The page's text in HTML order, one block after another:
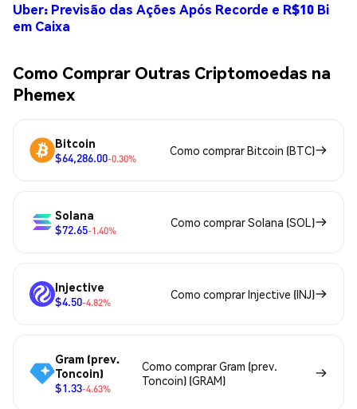
Uber: Previsão das Ações Após Recorde e R$10 Bi
em Caixa
Como Comprar Outras Criptomoedas na
Phemex
Bitcoin
$64,286.00-0.30%
Como comprar Bitcoin (BTC)
Solana
$72.65-1.40%
Como comprar Solana (SOL)
Injective
$4.50-4.82%
Como comprar Injective (INJ)
Gram (prev.
Toncoin)
$1.33-4.63%
Como comprar Gram (prev.
Toncoin) (GRAM)